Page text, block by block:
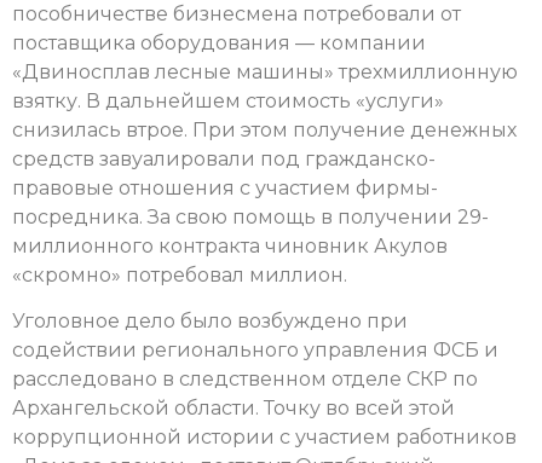
пособничестве бизнесмена потребовали от
поставщика оборудования — компании
«Двиносплав лесные машины» трехмиллионную
взятку. В дальнейшем стоимость «услуги»
снизилась втрое. При этом получение денежных
средств завуалировали под гражданско-
правовые отношения с участием фирмы-
посредника. За свою помощь в получении 29-
миллионного контракта чиновник Акулов
«скромно» потребовал миллион.
Уголовное дело было возбуждено при
содействии регионального управления ФСБ и
расследовано в следственном отделе СКР по
Архангельской области. Точку во всей этой
коррупционной истории с участием работников